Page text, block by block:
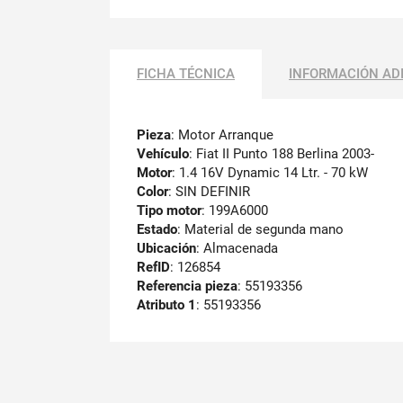
FICHA TÉCNICA INFORMACIÓN
Pieza: Motor Arranque
Vehículo: Fiat II Punto 188 Berlina 2003-
Motor: 1.4 16V Dynamic 14 Ltr. - 70 kW
Color: SIN DEFINIR
Tipo motor: 199A6000
Estado: Material de segunda mano
Ubicación: Almacenada
RefID: 126854
Referencia pieza: 55193356
Atributo 1 : 55193356